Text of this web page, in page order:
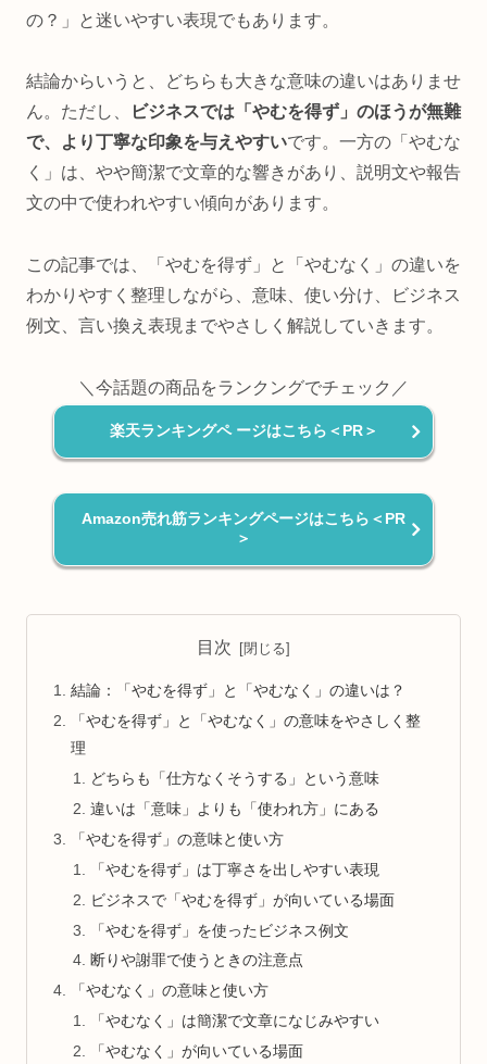
の？」と迷いやすい表現でもあります。
結論からいうと、どちらも大きな意味の違いはありませ
ん。ただし、
ビジネスでは「やむを得ず」のほうが無難
で、より丁寧な印象を与えやすいです。一方の「やむな
く」は、やや簡潔で文章的な響きがあり、説明文や報告
文の中で使われやすい傾向があります。
この記事では、「やむを得ず」と「やむなく」の違いを
わかりやすく整理しながら、意味、使い分け、ビジネス
例文、言い換え表現までやさしく解説していきます。
＼今話題の商品をランクングでチェック／
楽天ランキングペ ージはこちら＜PR＞
Amazon売れ筋ランキングページはこちら＜PR
＞
目次
結論：「やむを得ず」と「やむなく」の違いは？
「やむを得ず」と「やむなく」の意味をやさしく整
理
どちらも「仕方なくそうする」という意味
違いは「意味」よりも「使われ方」にある
「やむを得ず」の意味と使い方
「やむを得ず」は丁寧さを出しやすい表現
ビジネスで「やむを得ず」が向いている場面
「やむを得ず」を使ったビジネス例文
断りや謝罪で使うときの注意点
「やむなく」の意味と使い方
「やむなく」は簡潔で文章になじみやすい
「やむなく」が向いている場面